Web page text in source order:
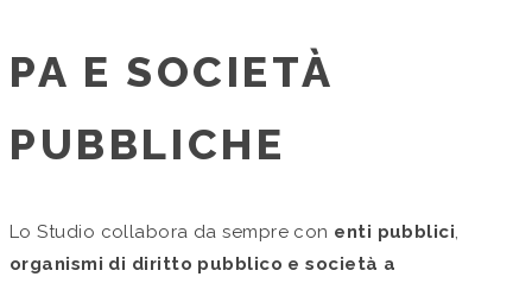
PA E SOCIETÀ
PUBBLICHE
Lo Studio collabora da sempre con enti pubblici,
organismi di diritto pubblico e società a